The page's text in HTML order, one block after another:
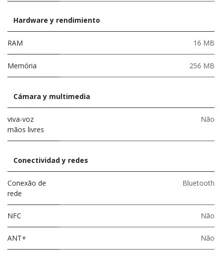
Hardware y rendimiento
RAM 16 MB
Memória 256 MB
Cámara y multimedia
viva-voz
mãos livres
Não
Conectividad y redes
Conexão de
rede
Bluetooth
NFC Não
ANT+ Não